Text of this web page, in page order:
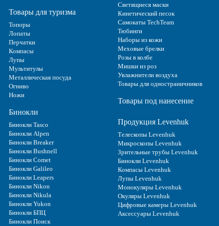
Товары для туризма
Топоры
Лопаты
Перчатки
Компасы
Лупы
Мультитулы
Металлическая посуда
Огниво
Ножи
Бинокли
Бинокли Tasco
Бинокли Alpen
Бинокли Breaker
Бинокли Bushnell
Бинокли Comet
Бинокли Galileo
Бинокли Leapers
Бинокли Nikon
Бинокли Nikula
Бинокли Yukon
Бинокли БПЦ
Бинокли Поиск
Светящиеся маски
Кинетический песок
Самокаты TechTeam
Тюбинги
Наборы из кожи
Меховые брелки
Розы в колбе
Мишки из роз
Увлажнители воздуха
Товары для одностраничников
Товары под нанесение
Продукция Levenhuk
Телескопы Levenhuk
Микроскопы Levenhuk
Зрительные трубы Levenhuk
Бинокли Levenhuk
Компасы Levenhuk
Лупы Levenhuk
Монокуляры Levenhuk
Окуляры Levenhuk
Цифровые камеры Levenhuk
Аксессуары Levenhuk